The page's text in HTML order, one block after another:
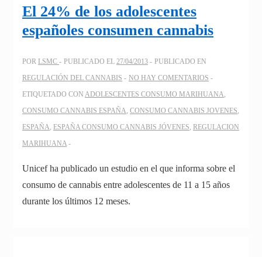
cannabis
entre
E.E.U.U.
legalización
El 24% de los adolescentes
españoles consumen cannabis
POR LSMC PUBLICADO EL 27/04/2013
PUBLICADO EN
REGULACIÓN DEL CANNABIS
NO HAY COMENTARIOS
ETIQUETADO CON ADOLESCENTES CONSUMO MARIHUANA
CONSUMO CANNABIS ESPAÑA CONSUMO CANNABIS JOVENES
ESPAÑA ESPAÑA CONSUMO CANNABIS JÓVENES REGULACION
MARIHUANA
Unicef ha publicado un estudio en el que informa sobre el
consumo de cannabis entre adolescentes de 11 a 15 años
durante los últimos 12 meses.